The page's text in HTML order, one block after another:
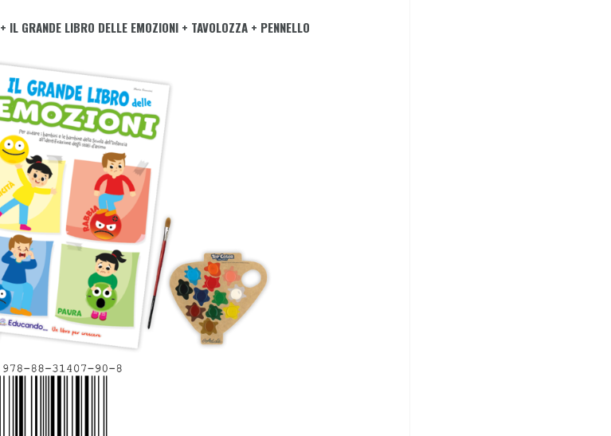
+ IL GRANDE LIBRO DELLE EMOZIONI + TAVOLOZZA + PENNELLO